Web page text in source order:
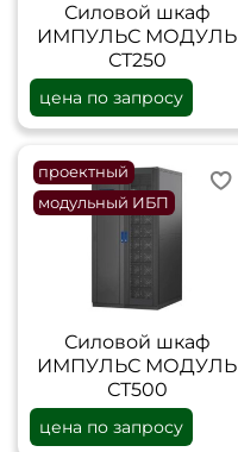
Силовой шкаф
ИМПУЛЬС МОДУЛЬ
СТ250
цена по запросу
проектный
модульный ИБП
Силовой шкаф
ИМПУЛЬС МОДУЛЬ
СТ500
цена по запросу